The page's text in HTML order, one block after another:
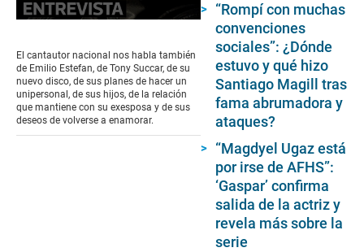
of
14
minutes,
37
seconds
El cantautor nacional nos habla también
de Emilio Estefan, de Tony Succar, de su
nuevo disco, de sus planes de hacer un
unipersonal, de sus hijos, de la relación
que mantiene con su exesposa y de sus
deseos de volverse a enamorar.
“Rompí con muchas
convenciones
sociales”: ¿Dónde
estuvo y qué hizo
Santiago Magill tras
fama abrumadora y
ataques?
“Magdyel Ugaz está
por irse de AFHS”:
‘Gaspar’ confirma
salida de la actriz y
revela más sobre la
serie